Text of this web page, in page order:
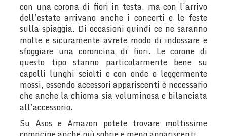
con una corona di fiori in testa, ma con l’arrivo
dell’estate arrivano anche i concerti e le feste
sulla spiaggia. Di occasioni quindi ce ne saranno
molte e sicuramente avrete modo di indossare e
sfoggiare una coroncina di fiori. Le corone di
questo tipo stanno particolarmente bene su
capelli lunghi sciolti e con onde o leggermente
mossi, essendo accessori appariscenti è necessario
che anche la chioma sia voluminosa e bilanciata
all’accessorio.
Su Asos e Amazon potete trovare moltissime